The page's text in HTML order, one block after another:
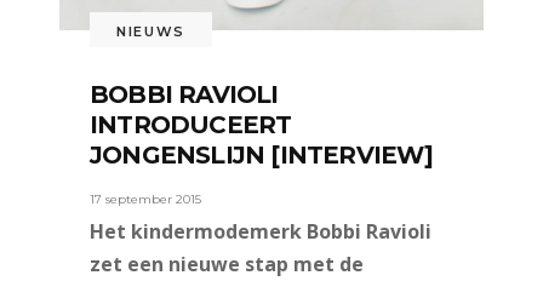
NIEUWS
BOBBI RAVIOLI
INTRODUCEERT
JONGENSLIJN [INTERVIEW]
17 september 2015
Het kindermodemerk Bobbi Ravioli
zet een nieuwe stap met de